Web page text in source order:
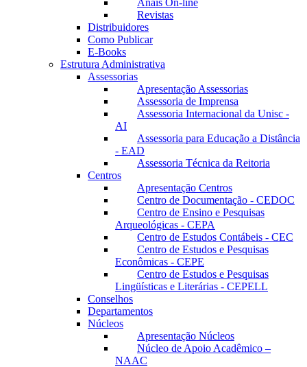
Anais On-line
Revistas
Distribuidores
Como Publicar
E-Books
Estrutura Administrativa
Assessorias
Apresentação Assessorias
Assessoria de Imprensa
Assessoria Internacional da Unisc -
AI
Assessoria para Educação a Distância
- EAD
Assessoria Técnica da Reitoria
Centros
Apresentação Centros
Centro de Documentação - CEDOC
Centro de Ensino e Pesquisas
Arqueológicas - CEPA
Centro de Estudos Contábeis - CEC
Centro de Estudos e Pesquisas
Econômicas - CEPE
Centro de Estudos e Pesquisas
Lingüísticas e Literárias - CEPELL
Conselhos
Departamentos
Núcleos
Apresentação Núcleos
Núcleo de Apoio Acadêmico –
NAAC